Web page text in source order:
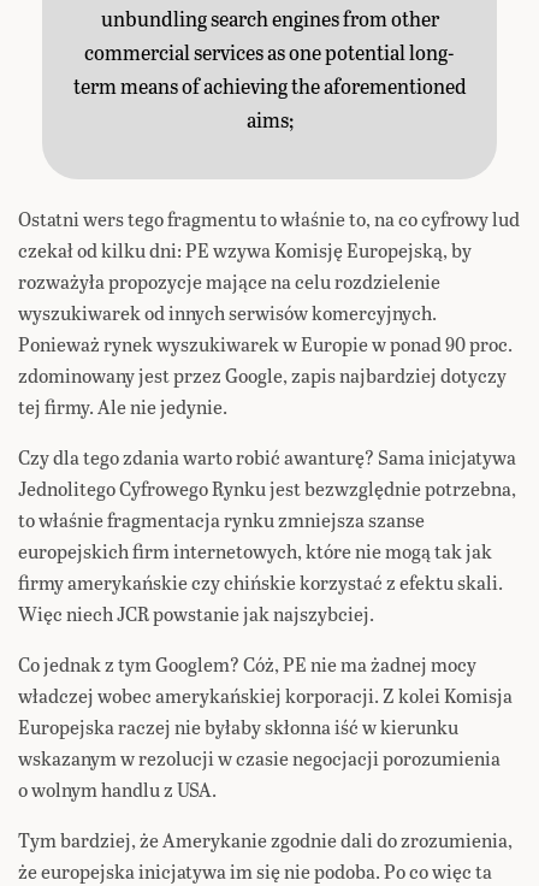
unbundling search engines from other
commercial services as one potential long-
term means of achieving the aforementioned
aims;
Ostatni wers tego fragmentu to właśnie to, na co cyfrowy lud
czekał od kilku dni: PE wzywa Komisję Europejską, by
rozważyła propozycje mające na celu rozdzielenie
wyszukiwarek od innych serwisów komercyjnych.
Ponieważ rynek wyszukiwarek w Europie w ponad 90 proc.
zdominowany jest przez Google, zapis najbardziej dotyczy
tej firmy. Ale nie jedynie.
Czy dla tego zdania warto robić awanturę? Sama inicjatywa
Jednolitego Cyfrowego Rynku jest bezwzględnie potrzebna,
to właśnie fragmentacja rynku zmniejsza szanse
europejskich firm internetowych, które nie mogą tak jak
firmy amerykańskie czy chińskie korzystać z efektu skali.
Więc niech JCR powstanie jak najszybciej.
Co jednak z tym Googlem? Cóż, PE nie ma żadnej mocy
władczej wobec amerykańskiej korporacji. Z kolei Komisja
Europejska raczej nie byłaby skłonna iść w kierunku
wskazanym w rezolucji w czasie negocjacji porozumienia
o wolnym handlu z USA.
Tym bardziej, że Amerykanie zgodnie dali do zrozumienia,
że europejska inicjatywa im się nie podoba. Po co więc ta